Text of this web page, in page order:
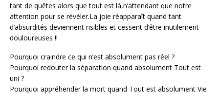
tant de quêtes alors que tout est là,n’attendant que notre
attention pour se révéler.La joie réapparaît quand tant
d’absurdités deviennent risibles et cessent d’être inutilement
douloureuses !!
Pourquoi craindre ce qui n’est absolument pas réel ?
Pourquoi redouter la séparation quand absolument Tout est
uni ?
Pourquoi appréhender la mort quand Tout est absolument Vie